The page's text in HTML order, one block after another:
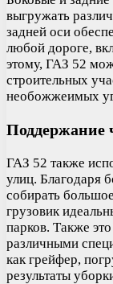
выгружать
задней оси
любой дороге,
этому, ГАЗ 52
строительных
необожжеимых
Поддержание
ГАЗ 52 также
улиц. Благодаря
собирать
грузовик
парков. Также
различными
как грейфер,
результаты